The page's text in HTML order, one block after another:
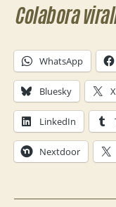
Colabora
WhatsApp
Bluesky X
LinkedIn
Nextdoor